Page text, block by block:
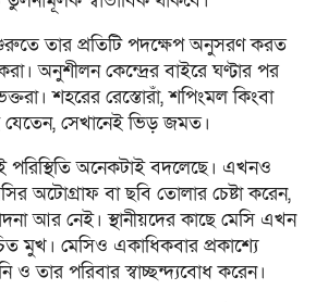
তার প্রতিটি পদক্ষেপ অনুসরণ করত
অনুশীলন কেন্দ্রের বাইরে ঘণ্টার পর
শহরের রেস্তোরাঁ, শপিংমল কিংবা
যেতেন, সেখানেই ভিড় জমত।
অনেকটাই বদলেছে। এখনও
অটোগ্রাফ বা ছবি তোলার চেষ্টা করেন,
আর নেই। স্থানীয়দের কাছে মেসি এখন
মুখ। মেসিও একাধিকবার প্রকাশ্যে
ও তার পরিবার স্বাচ্ছন্দ্যবোধ করেন।